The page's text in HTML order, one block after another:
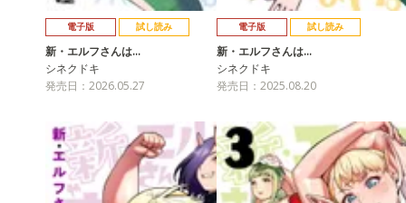
電子版 試し読み
新・エルフさんは…
シネクドキ
発売日：2026.05.27
電子版 試し読み
新・エルフさんは…
シネクドキ
発売日：2025.08.20